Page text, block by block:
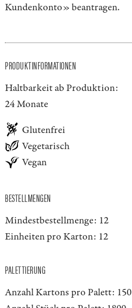
Kundenkonto»beantragen.
PRODUKTINFORMATIONEN
Haltbarkeit ab Produktion:
24 Monate
Glutenfrei
Vegetarisch
Vegan
BESTELLMENGEN
Mindestbestellmenge: 12
Einheiten pro Karton: 12
PALETTIERUNG
Anzahl Kartons pro Palett: 150